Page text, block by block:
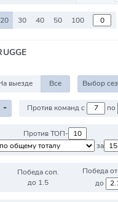
20 30 40 50 100
выезде Все Выбор
Против команд с по
Против ТОП-
за
Победа соп.
до 1.5
Победа от
до